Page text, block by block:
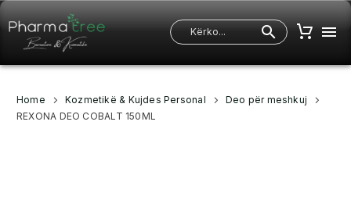
Home Kozmetikë & Kujdes Personal
Deo për meshkuj
REXONA DEO COBALT 150ML